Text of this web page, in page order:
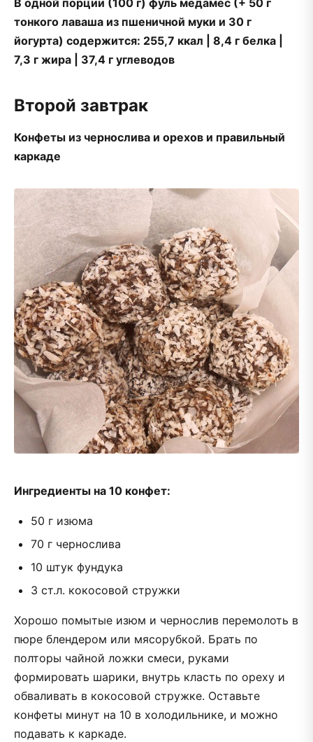
тонкого лаваша из пшеничной муки и 30 г
йогурта) содержится: 255,7 ккал | 8,4 г белка |
7,3 г жира | 37,4 г углеводов
Второй завтрак
Конфеты из чернослива и орехов и правильный
каркаде
Ингредиенты на 10 конфет:
50 г изюма
70 г чернослива
10 штук фундука
3 ст.л. кокосовой стружки
Хорошо помытые изюм и чернослив перемолоть в
пюре блендером или мясорубкой. Брать по
полторы чайной ложки смеси, руками
формировать шарики, внутрь класть по ореху и
обваливать в кокосовой стружке. Оставьте
конфеты минут на 10 в холодильнике, и можно
подавать к каркаде.